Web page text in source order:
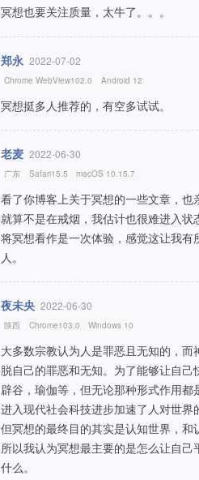
冥想也要关注质量，太牛了。。。
郑永 2022-07-02
Chrome WebView102.0 Android 12
冥想挺多人推荐的，有空多试试。
老麦 2022-06-30
广东 Safari15.5 macOS 10.15.7
看了你博客上关于冥想的一些文章，
就算不是在戒烟，我估计也很难进入状
将冥想看作是一次体验，感觉这让我
人。
夜未央 2022-06-30
陕西 Chrome103.0 Windows 10
大多数宗教认为人是罪恶且无知的，
脱自己的罪恶和无知。为了能够让自
辟谷，瑜伽等，但无论那种形式作用都
进入现代社会科技进步加速了人对世
但冥想的最终目的其实是认知世界，
所以我认为冥想最主要的是怎么让自
什么。